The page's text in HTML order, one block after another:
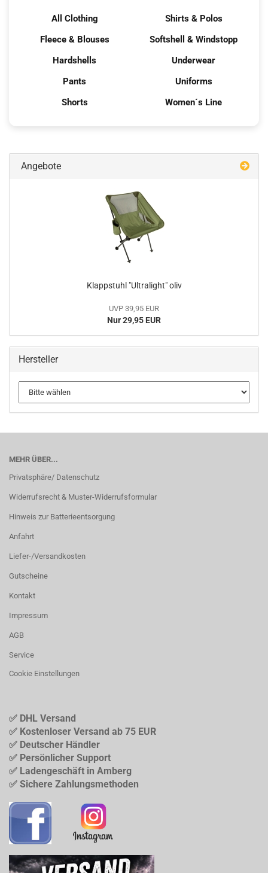
All Clothing
Fleece & Blouses
Hardshells
Pants
Shorts
Shirts & Polos
Softshell & Windstopp
Underwear
Uniforms
Women´s Line
Angebote
Klappstuhl "Ultralight" oliv
UVP 39,95 EUR
Nur 29,95 EUR
Hersteller
MEHR ÜBER...
Privatsphäre/ Datenschutz
Widerrufsrecht & Muster-Widerrufsformular
Hinweis zur Batterieentsorgung
Anfahrt
Liefer-/Versandkosten
Gutscheine
Kontakt
Impressum
AGB
Service
Cookie Einstellungen
✅ DHL Versand
✅ Kostenloser Versand ab 75 EUR
✅ Deutscher Händler
✅ Persönlicher Support
✅ Ladengeschäft in Amberg
✅ Sichere Zahlungsmethoden